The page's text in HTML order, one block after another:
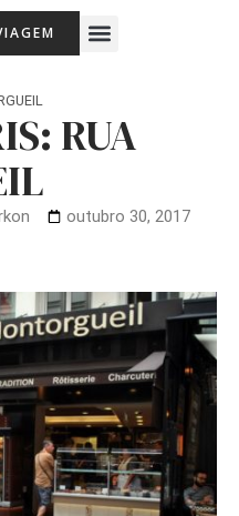
Menu
RUA
outubro 30, 2017